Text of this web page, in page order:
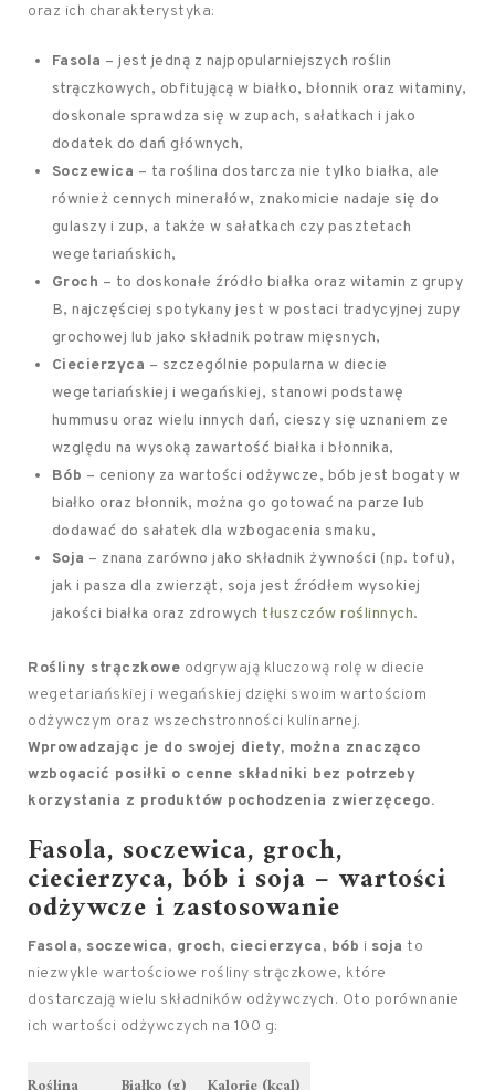
oraz ich charakterystyka:
Fasola – jest jedną z najpopularniejszych roślin
strączkowych, obfitującą w białko, błonnik oraz witaminy,
doskonale sprawdza się w zupach, sałatkach i jako
dodatek do dań głównych,
Soczewica – ta roślina dostarcza nie tylko białka, ale
również cennych minerałów, znakomicie nadaje się do
gulaszy i zup, a także w sałatkach czy pasztetach
wegetariańskich,
Groch – to doskonałe źródło białka oraz witamin z grupy
B, najczęściej spotykany jest w postaci tradycyjnej zupy
grochowej lub jako składnik potraw mięsnych,
Ciecierzyca – szczególnie popularna w diecie
wegetariańskiej i wegańskiej, stanowi podstawę
hummusu oraz wielu innych dań, cieszy się uznaniem ze
względu na wysoką zawartość białka i błonnika,
Bób – ceniony za wartości odżywcze, bób jest bogaty w
białko oraz błonnik, można go gotować na parze lub
dodawać do sałatek dla wzbogacenia smaku,
Soja – znana zarówno jako składnik żywności (np. tofu),
jak i pasza dla zwierząt, soja jest źródłem wysokiej
jakości białka oraz zdrowych tłuszczów roślinnych.
Rośliny strączkowe odgrywają kluczową rolę w diecie
wegetariańskiej i wegańskiej dzięki swoim wartościom
odżywczym oraz wszechstronności kulinarnej.
Wprowadzając je do swojej diety, można znacząco
wzbogacić posiłki o cenne składniki bez potrzeby
korzystania z produktów pochodzenia zwierzęcego.
Fasola, soczewica, groch,
ciecierzyca, bób i soja – wartości
odżywcze i zastosowanie
Fasola, soczewica, groch, ciecierzyca, bób i soja to
niezwykle wartościowe rośliny strączkowe, które
dostarczają wielu składników odżywczych. Oto porównanie
ich wartości odżywczych na 100 g: